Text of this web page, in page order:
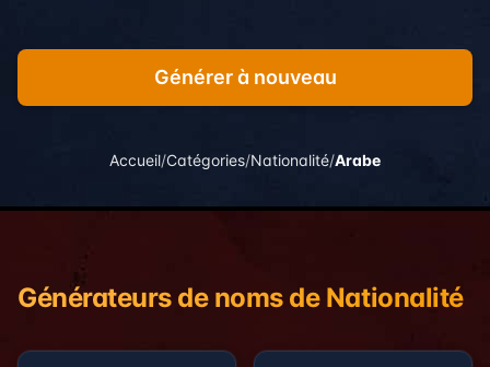
Générer à nouveau
Accueil/Catégories/Nationalité/Arabe
Générateurs de noms de Nationalité